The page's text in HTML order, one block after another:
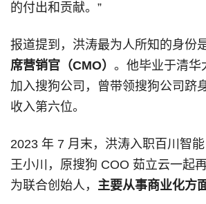
的付出和贡献。”
报道提到，洪涛最为人所知的身份
席营销官（CMO） 。他毕业于清华
加入搜狗公司，曾带领搜狗公司跻
收入第六位。
2023 年 7 月末，洪涛入职百川智
王小川，原搜狗 COO 茹立云一起
为联合创始人， 主要从事商业化方